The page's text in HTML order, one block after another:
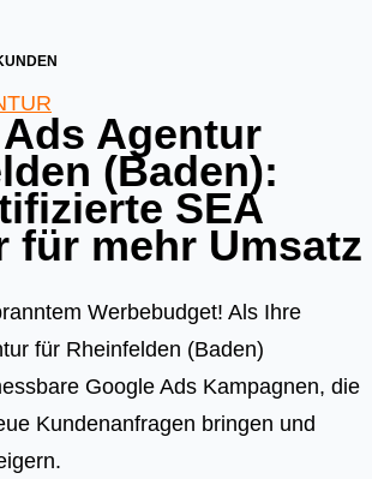
Agentur
(Baden):
SEA
für mehr Umsatz
Werbebudget! Als Ihre
für Rheinfelden (Baden)
Google Ads Kampagnen, die
Kundenanfragen bringen und